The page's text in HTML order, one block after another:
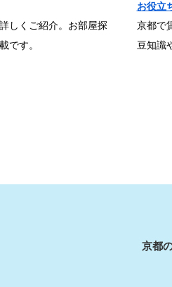
しくご紹介。お部屋探
です。
お役立
京都で
豆知識
京都